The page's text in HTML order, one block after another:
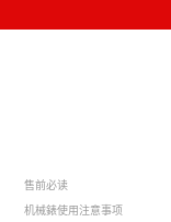
售前必读
机械錶使用注意事项